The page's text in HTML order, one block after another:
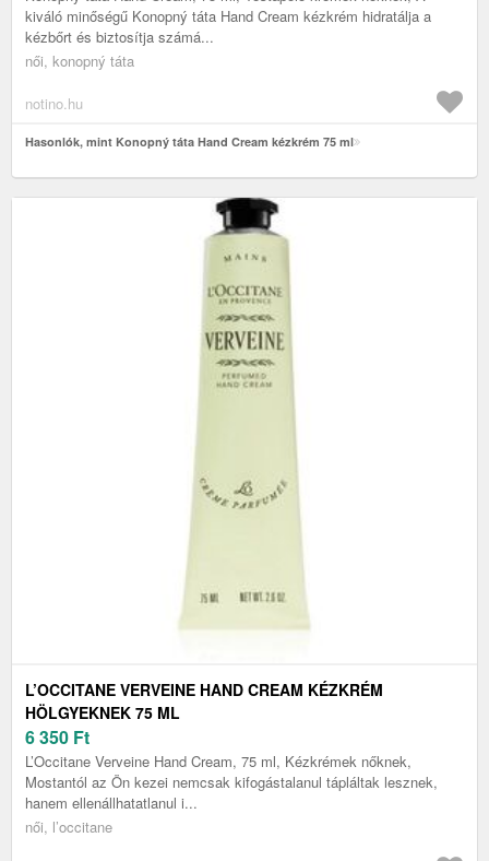
kiváló minőségű Konopný táta Hand Cream kézkrém hidratálja a
kézbőrt és biztosítja számá...
női, konopný táta
notino.hu
Hasonlók, mint Konopný táta Hand Cream kézkrém 75 ml
L’OCCITANE VERVEINE HAND CREAM KÉZKRÉM
HÖLGYEKNEK 75 ML
6 350 Ft
L’Occitane Verveine Hand Cream, 75 ml, Kézkrémek nőknek,
Mostantól az Ön kezei nemcsak kifogástalanul tápláltak lesznek,
hanem ellenállhatatlanul i...
női, l’occitane